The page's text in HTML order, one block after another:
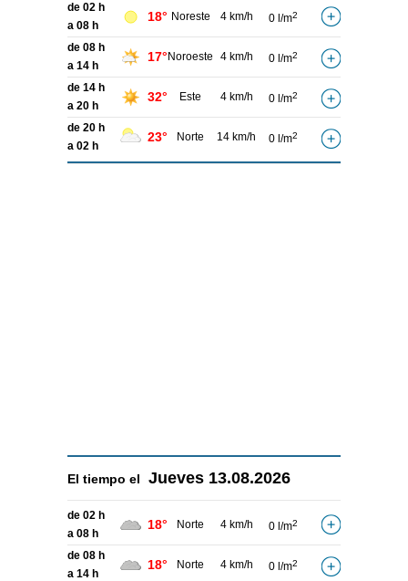
de 02 h
a 08 h
18° Noreste 4 km/h 0 l/m2
de 08 h
a 14 h
17° Noroeste 4 km/h 0 l/m2
de 14 h
a 20 h
32° Este 4 km/h 0 l/m2
de 20 h
a 02 h
23° Norte 14 km/h 0 l/m2
El tiempo el Jueves 13.08.2026
de 02 h
a 08 h
18° Norte 4 km/h 0 l/m2
de 08 h
a 14 h
18° Norte 4 km/h 0 l/m2